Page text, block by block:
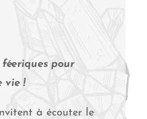
féeriques pour
vie !
à écouter le